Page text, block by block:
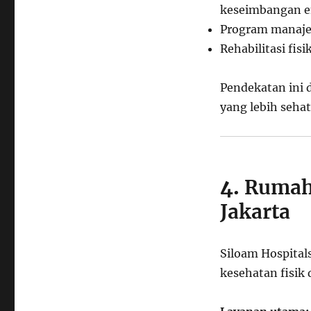
keseimbangan
Program
Rehabilitasi
Pendekatan ini
yang lebih
4.
Jakarta
Siloam
kesehatan fisik